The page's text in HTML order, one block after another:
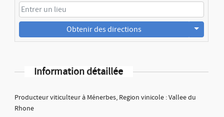
Obtenir des directions
Information détaillée
Producteur viticulteur à Ménerbes, Region vinicole : Vallee du
Rhone